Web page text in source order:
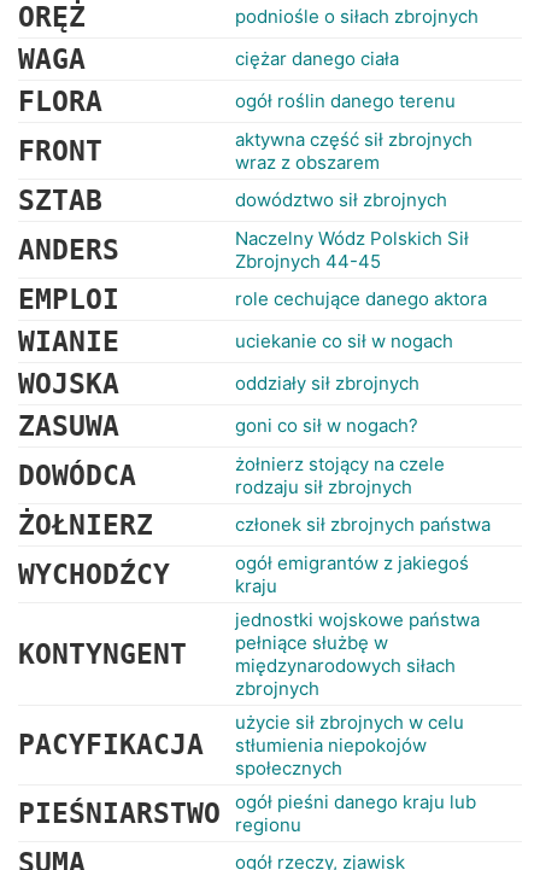
ORĘŻ podniośle o siłach zbrojnych
WAGA ciężar danego ciała
FLORA ogół roślin danego terenu
FRONT
aktywna część sił zbrojnych
wraz z obszarem
SZTAB dowództwo sił zbrojnych
ANDERS
Naczelny Wódz Polskich Sił
Zbrojnych 44-45
EMPLOI role cechujące danego aktora
WIANIE uciekanie co sił w nogach
WOJSKA oddziały sił zbrojnych
ZASUWA goni co sił w nogach?
DOWÓDCA
żołnierz stojący na czele
rodzaju sił zbrojnych
ŻOŁNIERZ członek sił zbrojnych państwa
WYCHODŹCY
ogół emigrantów z jakiegoś
kraju
KONTYNGENT
jednostki wojskowe państwa
pełniące służbę w
międzynarodowych siłach
zbrojnych
PACYFIKACJA
użycie sił zbrojnych w celu
stłumienia niepokojów
społecznych
PIEŚNIARSTWO
ogół pieśni danego kraju lub
regionu
SUMA ogół rzeczy, zjawisk